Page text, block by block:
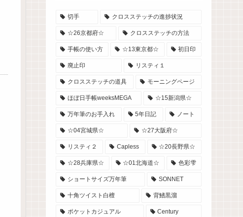
切手 クロスステッチの進捗状況
☆26京都府☆ クロスステッチの方法
手帳の使い方 ☆13東京都☆ 初日印
廃止印 リスティ１
クロスステッチの道具 モーニングページ
ほぼ日手帳weeksMEGA ☆15新潟県☆
万年筆のお手入れ 5年日記 ノート
☆04宮城県☆ ☆27大阪府☆
リスティ２ Capless ☆20長野県☆
☆28兵庫県☆ ☆01北海道☆ 色彩雫
ショートサイズ万年筆 SONNET
十角ツイスト白檀 背鰭黒溜
ポケットカジュアル Century